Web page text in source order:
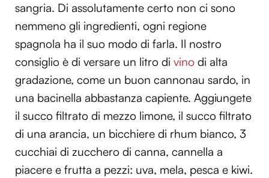
sangria. Di assolutamente certo non ci sono
nemmeno gli ingredienti, ogni regione
spagnola ha il suo modo di farla. Il nostro
consiglio è di versare un litro di vino di alta
gradazione, come un buon cannonau sardo, in
una bacinella abbastanza capiente. Aggiungete
il succo filtrato di mezzo limone, il succo filtrato
di una arancia, un bicchiere di rhum bianco, 3
cucchiai di zucchero di canna, cannella a
piacere e frutta a pezzi: uva, mela, pesca e kiwi.